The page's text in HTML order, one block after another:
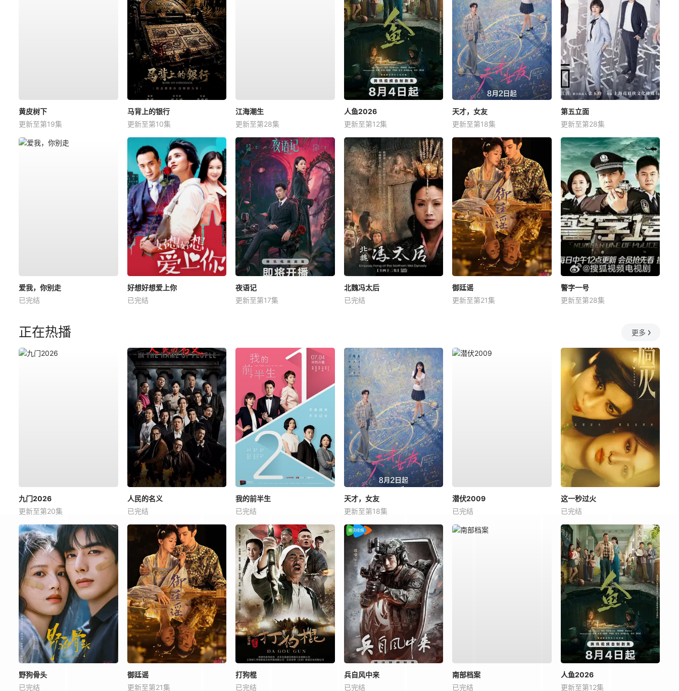
黄皮树下
更新至第19集
马背上的银行
更新至第10集
江海潮生
更新至第28集
人鱼2026
更新至第12集
天才，女友
更新至第18集
第五立面
更新至第28集
爱我，你别走
已完结
好想好想爱上你
已完结
夜语记
更新至第17集
北魏冯太后
已完结
御廷谣
更新至第21集
警字一号
更新至第28集
正在热播 更多
九门2026
更新至第20集
人民的名义
已完结
我的前半生
已完结
天才，女友
更新至第18集
潜伏2009
已完结
这一秒过火
已完结
野狗骨头
已完结
御廷谣
更新至第21集
打狗棍
已完结
兵自风中来
已完结
南部档案
已完结
人鱼2026
更新至第12集